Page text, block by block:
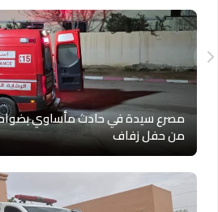
مصرع سيدة في حادث مأساوي
من حفل زفاف